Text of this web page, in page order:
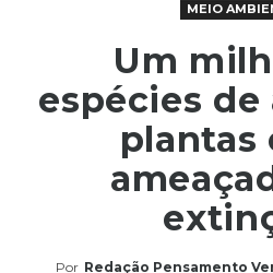
MEIO
Um
espécies de
plantas
Por Redação Pensamento